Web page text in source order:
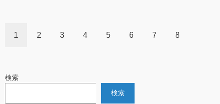
1 2 3 4 5 6 7 8
検索
検索